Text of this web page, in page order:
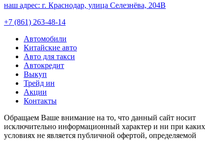
наш адрес: г. Краснодар, улица Селезнёва, 204В
+7 (861) 263-48-14
Автомобили
Китайские авто
Авто для такси
Автокредит
Выкуп
Трейд ин
Акции
Контакты
Обращаем Ваше внимание на то, что данный сайт носит
исключительно информационный характер и ни при каких
условиях не является публичной офертой, определяемой